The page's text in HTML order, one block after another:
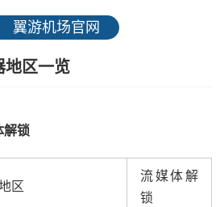
翼游机场官网
地区一览
解锁
区
流媒体解
锁